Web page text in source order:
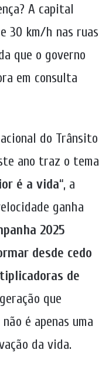
A capital
30 km/h nas ruas
que o governo
em consulta
do Trânsito
ano traz o tema
é a vida“, a
ganha
2025
desde cedo
de
que
é apenas uma
da vida.